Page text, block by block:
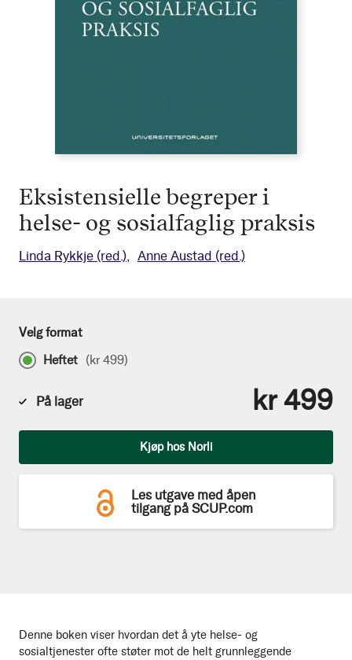
Eksistensielle begreper i
helse- og sosialfaglig praksis
Linda Rykkje (red.) Anne Austad (red.)
Denne boken viser hvordan det å yte helse- og
sosialtjenester ofte støter mot de helt grunnleggende
Velg format
Heftet (kr 499)
På lager kr 499
Kjøp hos Norli
Les utgave med åpen
tilgang på SCUP.com